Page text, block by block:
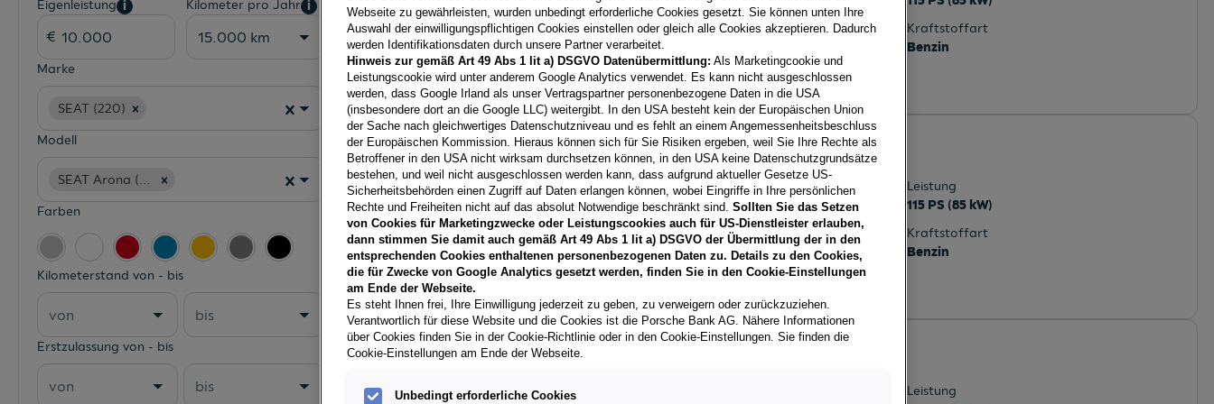
Eigenleistung i Kilometer pro Jahr i
15.000 km
Marke
SEAT (220)
Modell
Farben
Kilometerstand von - bis
von bis
Erstzulassung von - bis
von bis
Kilometerstand
201 km
Kraftstoffart
Benzin
Fahrzeug & Finanzierung
Arona FR Edition 1.0 TSI DSG
3631 Ottenschlag, Niederösterreich
Erstzulassung
07/2026
Leistung
115 PS (85 kW)
Kilometerstand
3.000 km
Kraftstoffart
Benzin
Fahrzeug & Finanzierung
Arona FR 1.0 TSI DSG
Leistung
Webseite zu gewährleisten, wurden unbedingt erforderliche Cookies gesetzt. Sie können unten Ihre
Auswahl der einwilligungspflichtigen Cookies einstellen oder gleich alle Cookies akzeptieren. Dadurch
werden Identifikationsdaten durch unsere Partner verarbeitet.
Hinweis zur gemäß Art 49 Abs 1 lit a) DSGVO Datenübermittlung: Als Marketingcookie und
Leistungscookie wird unter anderem Google Analytics verwendet. Es kann nicht ausgeschlossen
werden, dass Google Irland als unser Vertragspartner personenbezogene Daten in die USA
(insbesondere dort an die Google LLC) weitergibt. In den USA besteht kein der Europäischen Union
der Sache nach gleichwertiges Datenschutzniveau und es fehlt an einem Angemessenheitsbeschluss
der Europäischen Kommission. Hieraus können sich für Sie Risiken ergeben, weil Sie Ihre Rechte als
Betroffener in den USA nicht wirksam durchsetzen können, in den USA keine Datenschutzgrundsätze
bestehen, und weil nicht ausgeschlossen werden kann, dass aufgrund aktueller Gesetze US-
Sicherheitsbehörden einen Zugriff auf Daten erlangen können, wobei Eingriffe in Ihre persönlichen
Rechte und Freiheiten nicht auf das absolut Notwendige beschränkt sind. Sollten Sie das Setzen
von Cookies für Marketingzwecke oder Leistungscookies auch für US-Dienstleister erlauben,
dann stimmen Sie damit auch gemäß Art 49 Abs 1 lit a) DSGVO der Übermittlung der in den
entsprechenden Cookies enthaltenen personenbezogenen Daten zu. Details zu den Cookies,
die für Zwecke von Google Analytics gesetzt werden, finden Sie in den Cookie-Einstellungen
am Ende der Webseite.
Es steht Ihnen frei, Ihre Einwilligung jederzeit zu geben, zu verweigern oder zurückzuziehen.
Verantwortlich für diese Website und die Cookies ist die Porsche Bank AG. Nähere Informationen
über Cookies finden Sie in der Cookie-Richtlinie oder in den Cookie-Einstellungen. Sie finden die
Cookie-Einstellungen am Ende der Webseite.
Unbedingt erforderliche Cookies